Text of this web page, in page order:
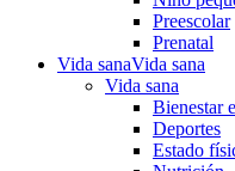
Preescolar
Prenatal
Vida sanaVida sana
Vida sana
Bienestar
Deportes
Estado